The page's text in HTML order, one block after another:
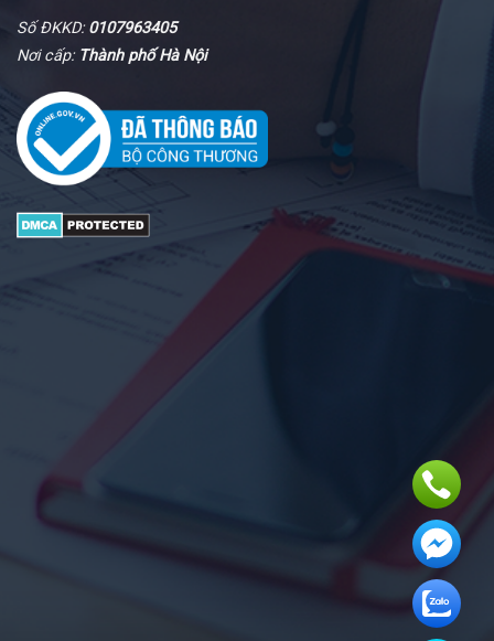
Số ĐKKD:0107963405
Nơi cấp: Thành phố Hà Nội